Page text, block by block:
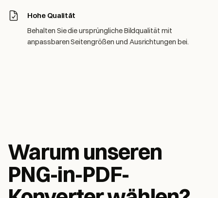
Hohe Qualität
Behalten Sie die ursprüngliche Bildqualität mit
anpassbaren Seitengrößen und Ausrichtungen bei.
Warum unseren
PNG-in-PDF-